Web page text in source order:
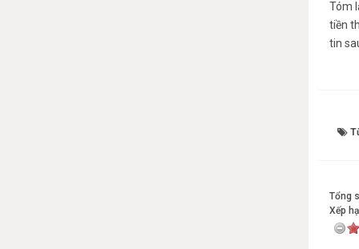
Tóm
tiền
tin
Tổng
Xếp